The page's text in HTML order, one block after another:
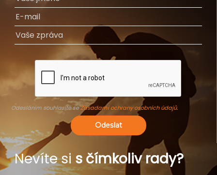
Odesláním souhlasíte seZásadami ochrany osobních údajů.
Odeslat
Nevíte si s čímkoliv rady?